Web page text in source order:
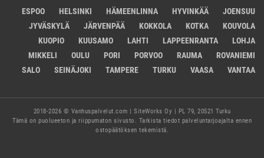
ESPOO HELSINKI HÄMEENLINNA HYVINKÄÄ
JOENSUU
JYVÄSKYLÄ
JÄRVENPÄÄ KOKKOLA KOTKA
KOUVOLA
KUOPIO
KUUSAMO LAHTI LAPPEENRANTA
LOHJA
MIKKELI
OULU PORI PORVOO RAUMA
ROVANIEMI
SALO
SEINÄJOKI TAMPERE TURKU VAASA VANTAA
2018-2026 © Vanhuspalvelut.com | SiteWorks Oy | PL 79, 20521 Turku
Tämä on puolueeton ja riippumaton sivusto. Tarkista tiedot palveluntarjoajalta ennen
ostopäätöksen tekemistä.